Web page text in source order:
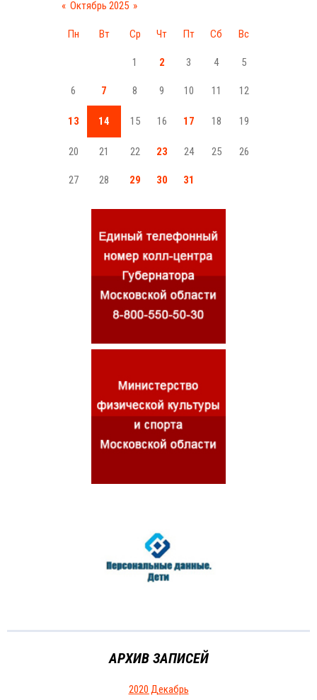
« Октябрь 2025 »
Пн Вт Ср Чт Пт Сб Вс
1 2 3 4 5
6 7 8 9 10 11 12
13 14 15 16 17 18 19
20 21 22 23 24 25 26
27 28 29 30 31
АРХИВ ЗАПИСЕЙ
2020 Декабрь